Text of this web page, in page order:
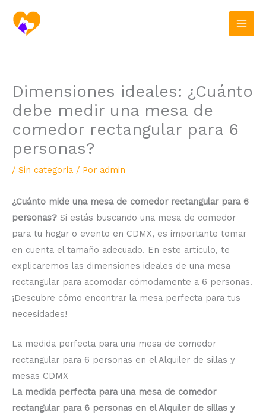
contenido
Dimensiones ideales: ¿Cuánto
debe medir una mesa de
comedor rectangular para 6
personas?
/ Sin categoría / Por admin
¿Cuánto mide una mesa de comedor rectangular para 6
personas? Si estás buscando una mesa de comedor
para tu hogar o evento en CDMX, es importante tomar
en cuenta el tamaño adecuado. En este artículo, te
explicaremos las dimensiones ideales de una mesa
rectangular para acomodar cómodamente a 6 personas.
¡Descubre cómo encontrar la mesa perfecta para tus
necesidades!
La medida perfecta para una mesa de comedor
rectangular para 6 personas en el Alquiler de sillas y
mesas CDMX
La medida perfecta para una mesa de comedor
rectangular para 6 personas en el Alquiler de sillas y